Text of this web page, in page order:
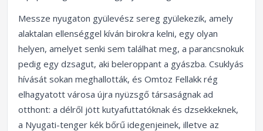
Messze nyugaton gyülevész sereg gyülekezik, amely
alaktalan ellenséggel kíván birokra kelni, egy olyan
helyen, amelyet senki sem találhat meg, a parancsnokuk
pedig egy dzsagut, aki beleroppant a gyászba. Csuklyás
hívását sokan meghallották, és Omtoz Fellakk rég
elhagyatott városa újra nyüzsgő társaságnak ad
otthont: a délről jött kutyafuttatóknak és dzsekkeknek,
a Nyugati-tenger kék bőrű idegenjeinek, illetve az